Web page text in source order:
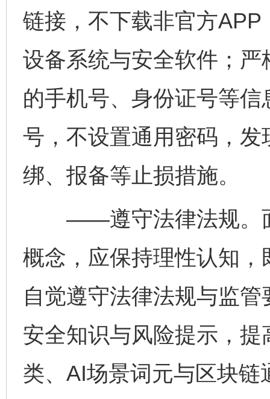
链接，不下载非官方
设备系统与安全软件；
的手机号、身份证号等
号，不设置通用密码，
绑、报备等止损措施。
——遵守法律法规。面
概念，应保持理性认知
自觉遵守法律法规与监
安全知识与风险提示，
类、AI场景词元与区块